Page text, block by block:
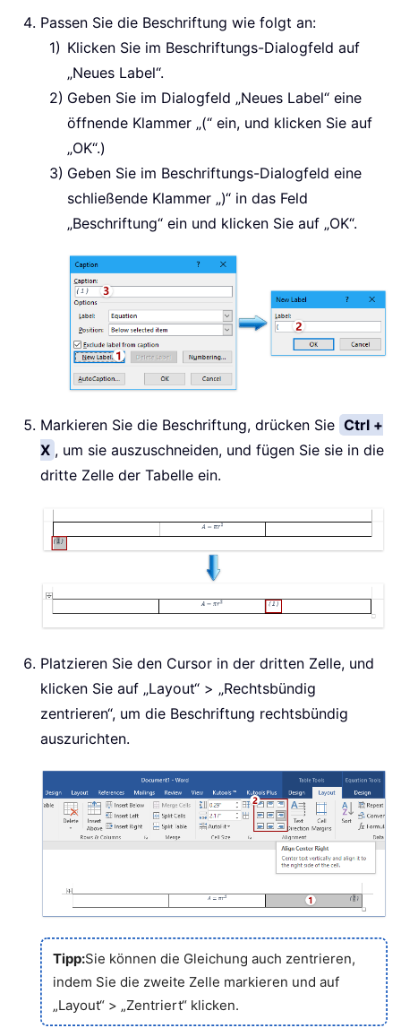
Passen Sie die Beschriftung wie folgt an:
Klicken Sie im Beschriftungs-Dialogfeld auf
„Neues Label“.
Geben Sie im Dialogfeld „Neues Label“ eine
öffnende Klammer „(“ ein, und klicken Sie auf
„OK“.)
Geben Sie im Beschriftungs-Dialogfeld eine
schließende Klammer „)“ in das Feld
„Beschriftung“ ein und klicken Sie auf „OK“.
Markieren Sie die Beschriftung, drücken Sie Ctrl +
X , um sie auszuschneiden, und fügen Sie sie in die
dritte Zelle der Tabelle ein.
Platzieren Sie den Cursor in der dritten Zelle, und
klicken Sie auf „Layout“ > „Rechtsbündig
zentrieren“, um die Beschriftung rechtsbündig
auszurichten.
Tipp:Sie können die Gleichung auch zentrieren,
indem Sie die zweite Zelle markieren und auf
„Layout“ > „Zentriert“ klicken.